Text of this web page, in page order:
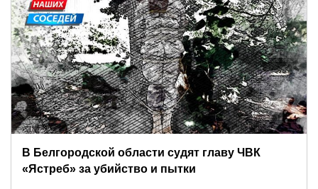
В Белгородской области судят главу ЧВК
«Ястреб» за убийство и пытки